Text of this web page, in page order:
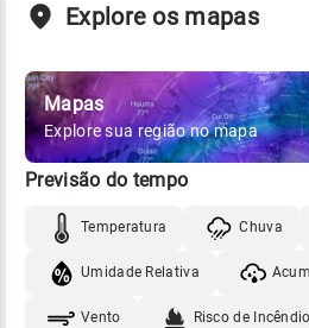
Explore os mapas
Mapas
Explore sua região no mapa
Previsão do tempo
Temperatura Chuva
Umidade Relativa
Vento Risco de Incêndio